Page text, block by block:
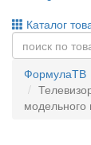
Каталог
ФормулаТВ
модельного